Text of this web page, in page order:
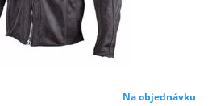
Na objednávku